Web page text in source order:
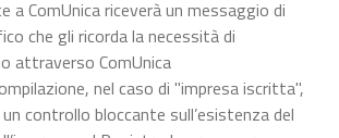
a ComUnica riceverà un messaggio di
che gli ricorda la necessità di
attraverso ComUnica
nel caso di "impresa iscritta",
controllo bloccante sull’esistenza del